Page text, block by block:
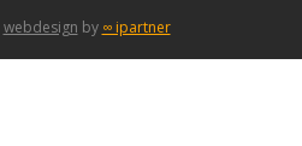
webdesign by ∞ ipartner